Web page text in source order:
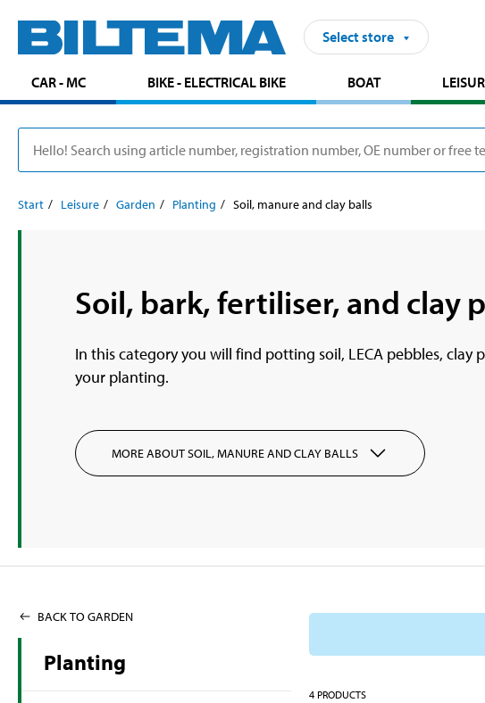
Select store
CAR - MC BIKE - ELECTRICAL BIKE BOAT
Start Leisure Garden Planting Soil, manure and clay balls
Soil, bark, fertiliser, and clay
In this category you will find potting soil, LECA pebbles,
your planting.
MORE ABOUT SOIL, MANURE AND CLAY BALLS
BACK TO GARDEN
Planting
4 PRODUCTS